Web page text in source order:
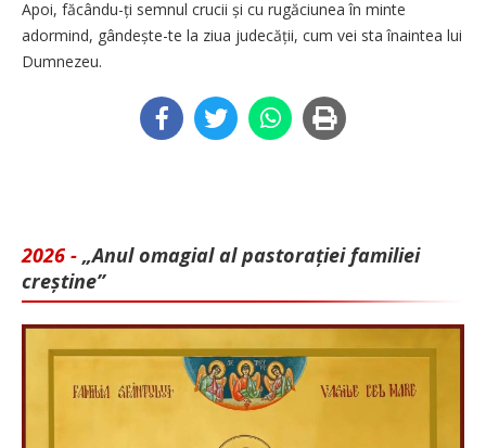
Apoi, făcându-ți semnul crucii și cu ru­gă­ciunea în minte
adormind, gândește-te la ziua judecății, cum vei sta înaintea lui
Dumnezeu.
2026 - „Anul omagial al pastorației familiei
creștine”